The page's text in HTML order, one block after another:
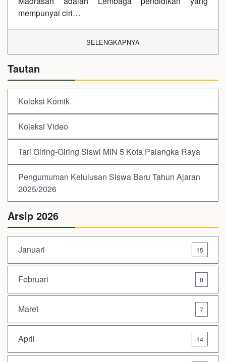
mempunyai ciri…
SELENGKAPNYA
Tautan
Koleksi Komik
Koleksi Video
Tari Giring-Giring Siswi MIN 5 Kota Palangka Raya
Pengumuman Kelulusan Siswa Baru Tahun Ajaran
2025/2026
Arsip 2026
Januari 15
Februari 8
Maret 7
April 14